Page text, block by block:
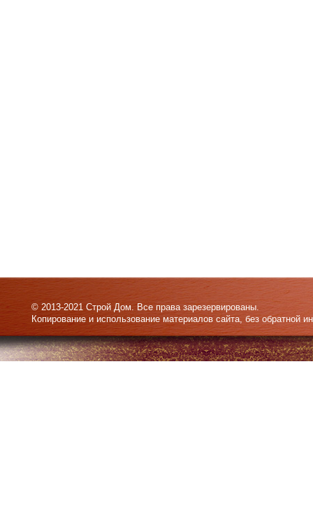
© 2013-2021 Строй Дом. Все права зарезервированы.
Копирование и использование материалов сайта, без обратной